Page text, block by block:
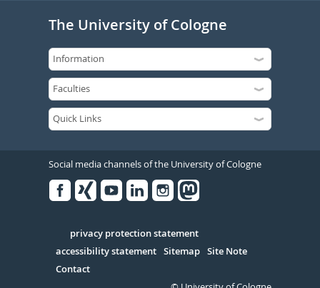
The University of Cologne
Social media channels of the University of Cologne
Serivce
privacy protection statement
accessibility statement Sitemap Site Note
Contact